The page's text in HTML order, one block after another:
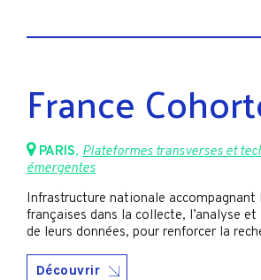
France
PARIS, Plateformes transverses et
émergentes
Infrastructure nationale accompagnant
françaises dans la collecte, l’analyse
de leurs données, pour renforcer la
Découvrir